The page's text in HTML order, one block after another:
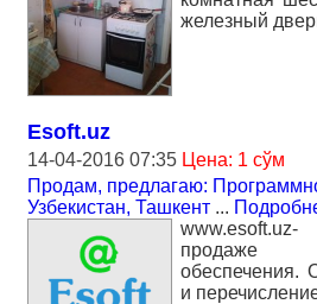
железный
Esoft.uz
14-04-2016 07:35 Цена: 1 сўм
Продам, предлагаю:
Узбекистан, Ташкент ...
продаже
обеспечения.
и